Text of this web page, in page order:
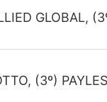
GLOBAL,
(3º)